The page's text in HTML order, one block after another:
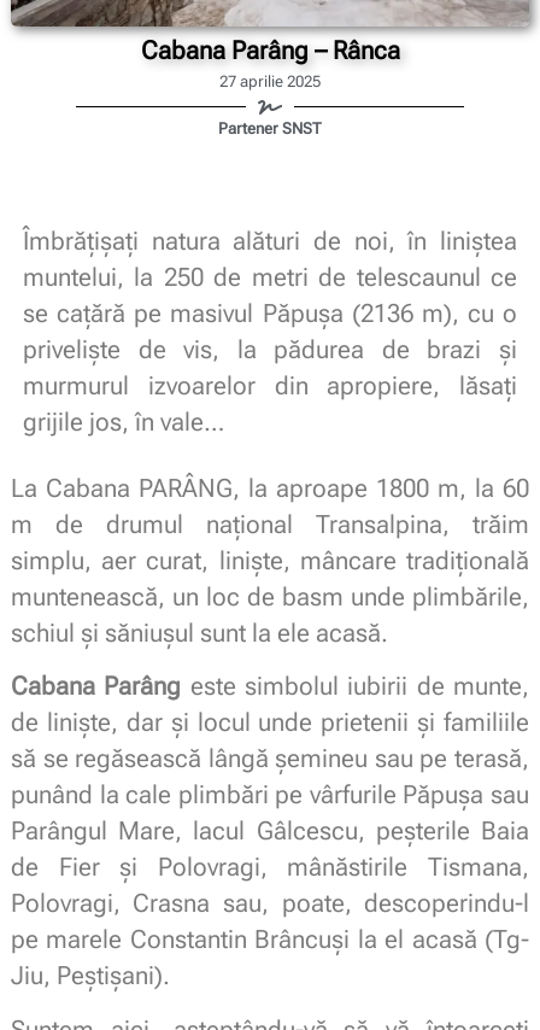
Cabana Parâng – Rânca
27 aprilie 2025
Partener SNST
Îmbrățișați natura alături de noi, în liniștea
muntelui, la 250 de metri de telescaunul ce
se cațără pe masivul Păpușa (2136 m), cu o
priveliște de vis, la pădurea de brazi și
murmurul izvoarelor din apropiere, lăsați
grijile jos, în vale…
La Cabana PARÂNG, la aproape 1800 m, la 60
m de drumul național Transalpina, trăim
simplu, aer curat, liniște, mâncare tradițională
muntenească, un loc de basm unde plimbările,
schiul și săniușul sunt la ele acasă.
Cabana Parâng este simbolul iubirii de munte,
de liniște, dar și locul unde prietenii și familiile
să se regăsească lângă șemineu sau pe terasă,
punând la cale plimbări pe vârfurile Păpușa sau
Parângul Mare, lacul Gâlcescu, peșterile Baia
de Fier și Polovragi, mânăstirile Tismana,
Polovragi, Crasna sau, poate, descoperindu-l
pe marele Constantin Brâncuși la el acasă (Tg-
Jiu, Peștișani).